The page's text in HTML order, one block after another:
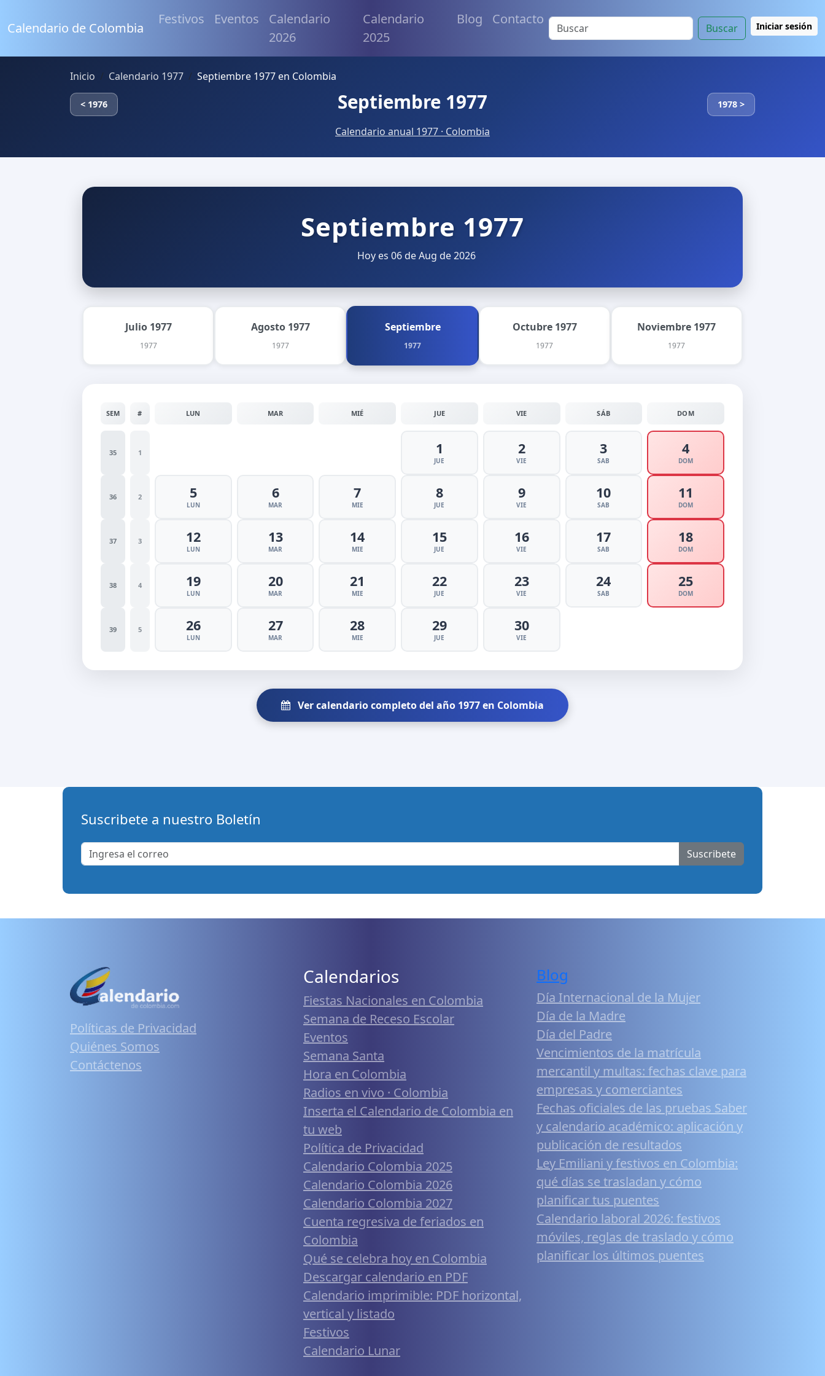
Calendario de Colombia
Festivos Eventos
Calendario
2026
Calendario
2025
Blog Contacto
Buscar Iniciar sesión
Inicio Calendario 1977 Septiembre 1977 en Colombia
< 1976 Septiembre 1977 1978 >
Calendario anual 1977 · Colombia
Septiembre 1977
Hoy es 06 de Aug de 2026
Julio 1977
1977
Agosto 1977
1977
Septiembre
1977
Octubre 1977
1977
Noviembre 1977
1977
SEM # LUN MAR MIÉ JUE VIE SÁB DOM
35 1 1
JUE
2
VIE
3
SAB
4
DOM
36 2 5
LUN
6
MAR
7
MIE
8
JUE
9
VIE
10
SAB
11
DOM
37 3 12
LUN
13
MAR
14
MIE
15
JUE
16
VIE
17
SAB
18
DOM
38 4 19
LUN
20
MAR
21
MIE
22
JUE
23
VIE
24
SAB
25
DOM
39 5 26
LUN
27
MAR
28
MIE
29
JUE
30
VIE
Ver calendario completo del año 1977 en Colombia
Suscribete a nuestro Boletín
Suscribete
Políticas de Privacidad
Quiénes Somos
Contáctenos
Calendarios
Fiestas Nacionales en Colombia
Semana de Receso Escolar
Eventos
Semana Santa
Hora en Colombia
Radios en vivo · Colombia
Inserta el Calendario de Colombia en
tu web
Política de Privacidad
Calendario Colombia 2025
Calendario Colombia 2026
Calendario Colombia 2027
Cuenta regresiva de feriados en
Colombia
Qué se celebra hoy en Colombia
Descargar calendario en PDF
Calendario imprimible: PDF horizontal,
vertical y listado
Festivos
Calendario Lunar
Blog
Día Internacional de la Mujer
Día de la Madre
Día del Padre
Vencimientos de la matrícula
mercantil y multas: fechas clave para
empresas y comerciantes
Fechas oficiales de las pruebas Saber
y calendario académico: aplicación y
publicación de resultados
Ley Emiliani y festivos en Colombia:
qué días se trasladan y cómo
planificar tus puentes
Calendario laboral 2026: festivos
móviles, reglas de traslado y cómo
planificar los últimos puentes